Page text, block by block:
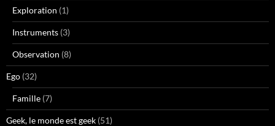
Exploration (1)
Instruments (3)
Observation (8)
Ego (32)
Famille (7)
Geek, le monde est geek (51)